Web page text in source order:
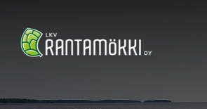
content